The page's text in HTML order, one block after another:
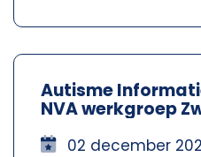
Autisme
NVA werkgroep
02 december